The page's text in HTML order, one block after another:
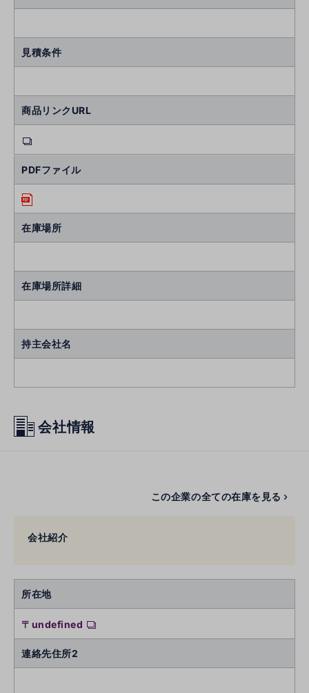
見積条件
商品リンクURL
PDFファイル
在庫場所
在庫場所詳細
持主会社名
会社情報
この企業の全ての在庫を見る
会社紹介
所在地
〒undefined
連絡先住所2